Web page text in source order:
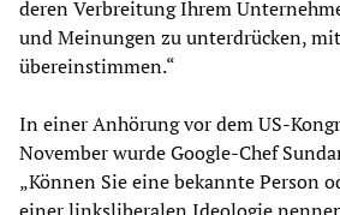
deren Verbreitung Ihrem
und Meinungen zu unterdrücken,
übereinstimmen.“
In einer Anhörung vor dem US-
November wurde Google-Chef
„Können Sie eine bekannte Person